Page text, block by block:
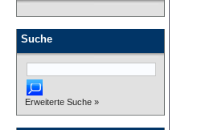
Suche
Erweiterte Suche »